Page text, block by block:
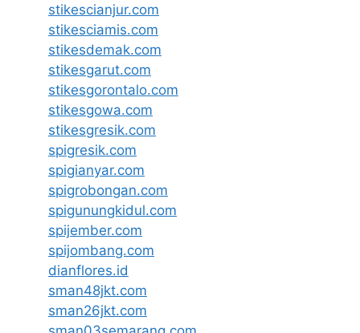
stikescianjur.com
stikesciamis.com
stikesdemak.com
stikesgarut.com
stikesgorontalo.com
stikesgowa.com
stikesgresik.com
spigresik.com
spigianyar.com
spigrobongan.com
spigunungkidul.com
spijember.com
spijombang.com
dianflores.id
sman48jkt.com
sman26jkt.com